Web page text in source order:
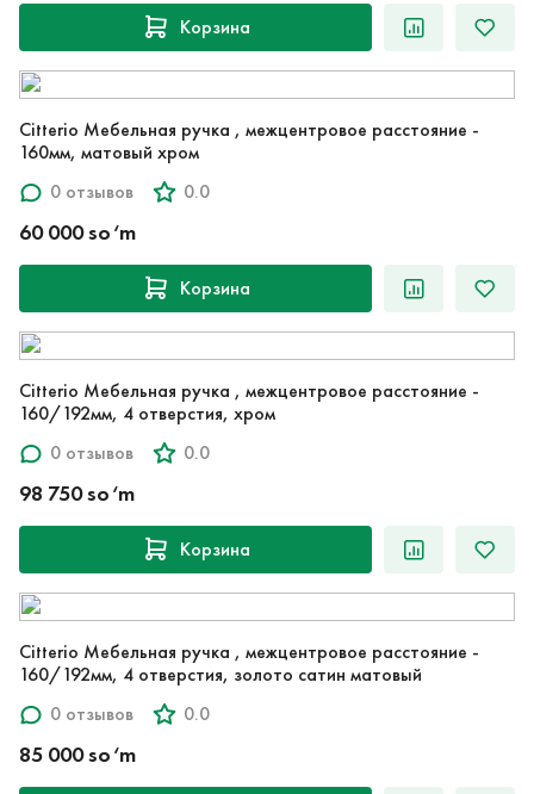
Корзина
Citterio Мебельная ручка , межцентровое расстояние -
160мм, матовый хром
0 отзывов
0.0
60 000 so‘m
Корзина
Citterio Мебельная ручка , межцентровое расстояние -
160/192мм, 4 отверстия, хром
0 отзывов
0.0
98 750 so‘m
Корзина
Citterio Мебельная ручка , межцентровое расстояние -
160/192мм, 4 отверстия, золото сатин матовый
0 отзывов
0.0
85 000 so‘m